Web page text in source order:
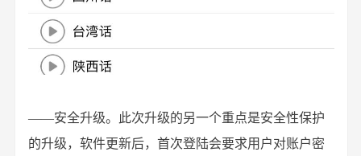
——安全升级。此次升级的另一个重点是安全性保护
的升级，软件更新后，首次登陆会要求用户对账户密